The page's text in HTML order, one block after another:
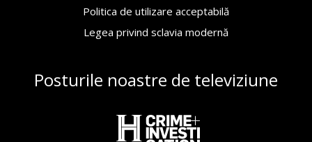
Politica de utilizare acceptabilă
Legea privind sclavia modernă
Posturile noastre de televiziune